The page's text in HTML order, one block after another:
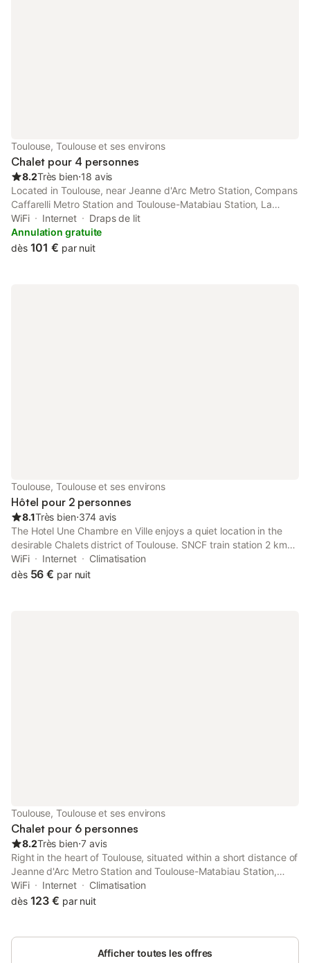
Toulouse, Toulouse et ses environs
Chalet pour 4 personnes
8.2Très bien⋅18 avis
Located in Toulouse, near Jeanne d'Arc Metro Station, Compans
Caffarelli Metro Station and Toulouse-Matabiau Station, La
Pause des Chalets, Le Calme au cœur de Toulouse features free
WiFi. The property is set 4.5 km from Toulouse Expo, 5.
WiFi Internet
Draps de lit
Annulation gratuite
dès 101 € par nuit
Toulouse, Toulouse et ses environs
Hôtel pour 2 personnes
8.1Très bien⋅374 avis
The Hotel Une Chambre en Ville enjoys a quiet location in the
desirable Chalets district of Toulouse. SNCF train station 2 km
away, line 27 in 3 stops. Jeanne d'Arc or Canal du Midi metro
stations 3 minutes away. 0.
WiFi Internet
Climatisation
dès 56 € par nuit
Toulouse, Toulouse et ses environs
Chalet pour 6 personnes
8.2Très bien⋅7 avis
Right in the heart of Toulouse, situated within a short distance of
Jeanne d'Arc Metro Station and Toulouse-Matabiau Station,
Appartement Toulouse - Quartier des Chalets offers free WiFi,
air conditioning and household amenities such as an oven and...
WiFi Internet
Climatisation
dès 123 € par nuit
Afficher toutes les offres